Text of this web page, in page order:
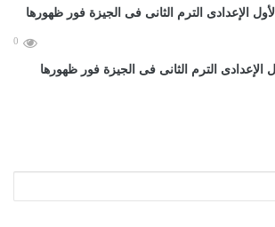
0
الإعدادى الترم الثانى فى الجيزة فور ظهورها